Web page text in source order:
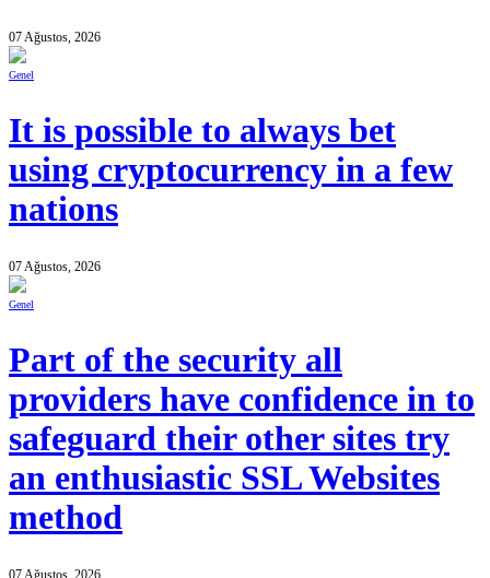
07 Ağustos, 2026
Genel
It is possible to always bet
using cryptocurrency in a few
nations
07 Ağustos, 2026
Genel
Part of the security all
providers have confidence in to
safeguard their other sites try
an enthusiastic SSL Websites
method
07 Ağustos, 2026